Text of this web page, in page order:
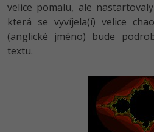
velice pomalu, ale
která se vyvíjela(í) velice
(anglické jméno) bude
textu.